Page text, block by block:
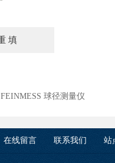
FEINMESS 球径测量仪
在线留言 联系我们 站